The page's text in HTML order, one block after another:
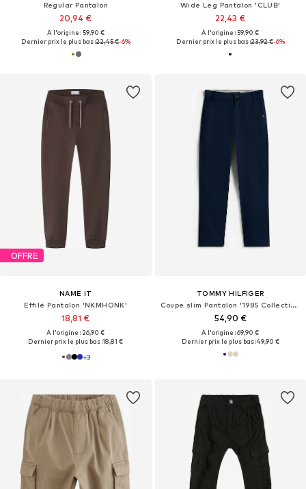
Regular Pantalon
20,94 €
À l'origine : 59,90 €
Dernier prix le plus bas :22,45 €-6%
Wide Leg Pantalon 'CLUB'
22,43 €
À l'origine : 59,90 €
Dernier prix le plus bas :23,92 €-6%
OFFRE
NAME IT
Effilé Pantalon 'NKMHONK'
18,81 €
À l'origine : 26,90 €
Dernier prix le plus bas :18,81 €
+3
TOMMY HILFIGER
Coupe slim Pantalon '1985 Collection'
54,90 €
À l'origine : 69,90 €
Dernier prix le plus bas :49,90 €